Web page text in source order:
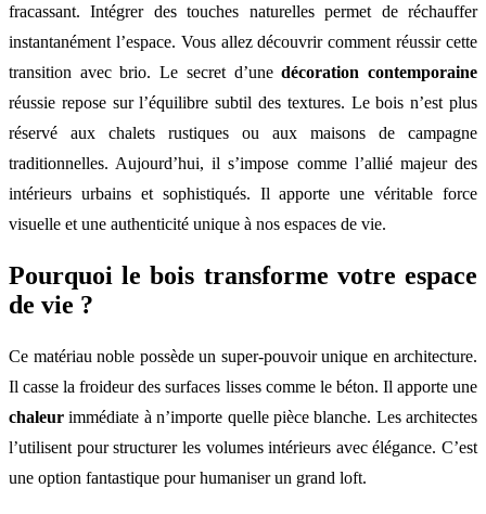
fracassant. Intégrer des touches naturelles permet de réchauffer
instantanément l’espace. Vous allez découvrir comment réussir cette
transition avec brio. Le secret d’unedécoration contemporaine
réussie repose sur l’équilibre subtil des textures. Le bois n’est plus
réservé aux chalets rustiques ou aux maisons de campagne
traditionnelles. Aujourd’hui, il s’impose comme l’allié majeur des
intérieurs urbains et sophistiqués. Il apporte une véritable force
visuelle et une authenticité unique à nos espaces de vie.
Pourquoi le bois transforme votre espace
de vie ?
Ce matériau noble possède un super-pouvoir unique en architecture.
Il casse la froideur des surfaces lisses comme le béton. Il apporte une
chaleur immédiate à n’importe quelle pièce blanche. Les architectes
l’utilisent pour structurer les volumes intérieurs avec élégance. C’est
une option fantastique pour humaniser un grand loft.